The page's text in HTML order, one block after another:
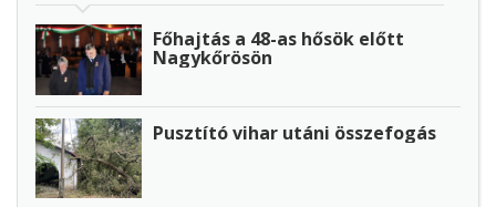
Főhajtás a 48-as hősök előtt
Nagykőrösön
Pusztító vihar utáni összefogás